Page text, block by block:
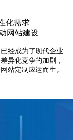
化需求
网站建设
经成为了现代企业
异化竞争的加剧，
站定制应运而生。